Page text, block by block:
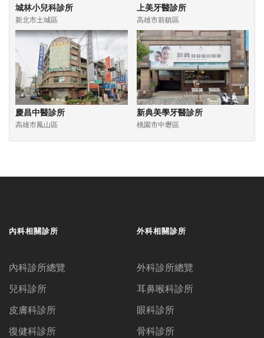
城林小兒科診所
新北市土城區
上美牙醫診所
高雄市前鎮區
慶昌中醫診所
高雄市鳳山區
新典美學牙醫診所
桃園市中壢區
內科相關診所
內科診所總覽
兒科診所
皮膚科診所
復健科診所
外科相關診所
外科診所總覽
耳鼻喉科診所
眼科診所
骨科診所